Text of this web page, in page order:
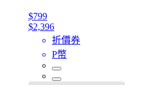
$799
$2,396
折價券
P幣